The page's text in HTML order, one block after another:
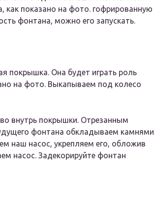
как показано на фото. гофрированную
фонтана, можно его запускать.
покрышка. Она будет играть роль
на фото. Выкапываем под колесо
внутрь покрышки. Отрезанным
фонтана обкладываем камнями
наш насос, укрепляем его, обложив
насос. Задекорируйте фонтан